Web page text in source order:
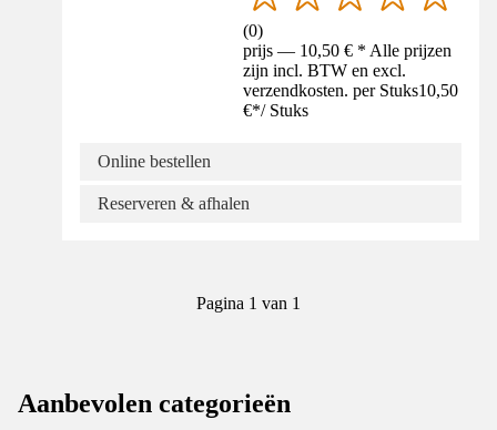
(0)
prijs — 10,50 € * Alle prijzen
zijn incl. BTW en excl.
verzendkosten. per Stuks10,50
€*/ Stuks
Online bestellen
Reserveren & afhalen
Pagina 1 van 1
Aanbevolen categorieën